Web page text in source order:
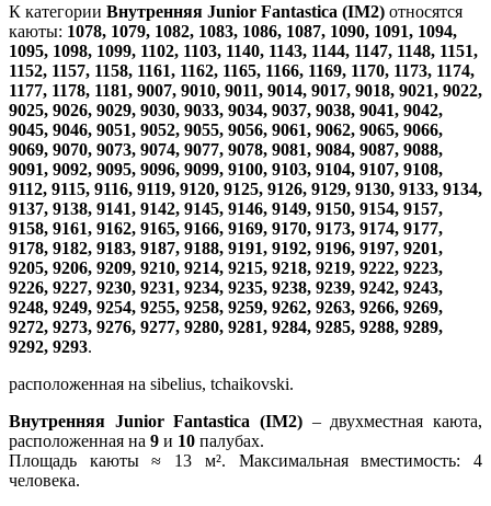
К категории Внутренняя Junior Fantastica (IM2) относятся
каюты: 1078, 1079, 1082, 1083, 1086, 1087, 1090, 1091, 1094,
1095, 1098, 1099, 1102, 1103, 1140, 1143, 1144, 1147, 1148, 1151,
1152, 1157, 1158, 1161, 1162, 1165, 1166, 1169, 1170, 1173, 1174,
1177, 1178, 1181, 9007, 9010, 9011, 9014, 9017, 9018, 9021, 9022,
9025, 9026, 9029, 9030, 9033, 9034, 9037, 9038, 9041, 9042,
9045, 9046, 9051, 9052, 9055, 9056, 9061, 9062, 9065, 9066,
9069, 9070, 9073, 9074, 9077, 9078, 9081, 9084, 9087, 9088,
9091, 9092, 9095, 9096, 9099, 9100, 9103, 9104, 9107, 9108,
9112, 9115, 9116, 9119, 9120, 9125, 9126, 9129, 9130, 9133, 9134,
9137, 9138, 9141, 9142, 9145, 9146, 9149, 9150, 9154, 9157,
9158, 9161, 9162, 9165, 9166, 9169, 9170, 9173, 9174, 9177,
9178, 9182, 9183, 9187, 9188, 9191, 9192, 9196, 9197, 9201,
9205, 9206, 9209, 9210, 9214, 9215, 9218, 9219, 9222, 9223,
9226, 9227, 9230, 9231, 9234, 9235, 9238, 9239, 9242, 9243,
9248, 9249, 9254, 9255, 9258, 9259, 9262, 9263, 9266, 9269,
9272, 9273, 9276, 9277, 9280, 9281, 9284, 9285, 9288, 9289,
9292, 9293.
расположенная на sibelius, tchaikovski.
Внутренняя Junior Fantastica (IM2) – двухместная каюта,
расположенная на 9 и 10 палубах.
Площадь каюты ≈ 13 м². Максимальная вместимость: 4
человека.